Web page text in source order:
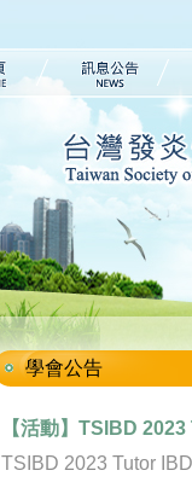
學會公告
【活動】TSIBD
TSIBD 2023 Tutor